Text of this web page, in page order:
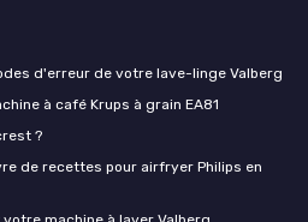
d'erreur de votre lave-linge Valberg
à café Krups à grain EA81
?
de recettes pour airfryer Philips en